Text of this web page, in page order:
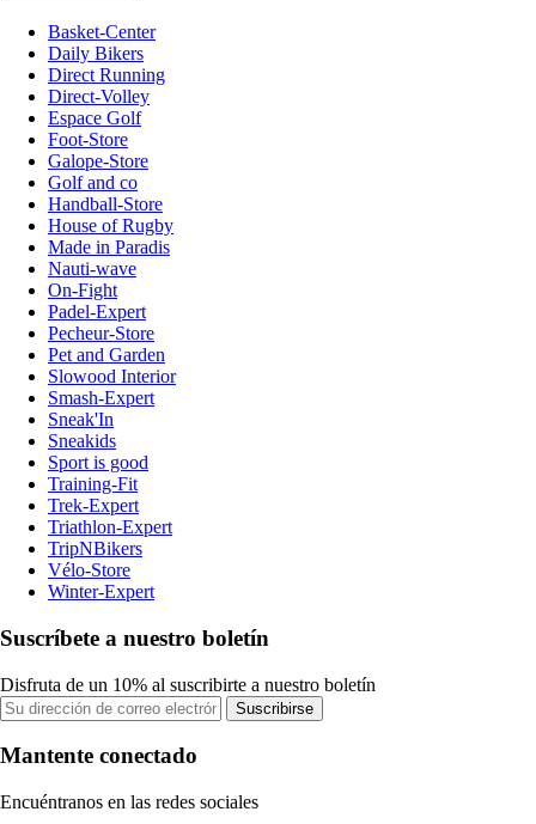
Basket-Center
Daily Bikers
Direct Running
Direct-Volley
Espace Golf
Foot-Store
Galope-Store
Golf and co
Handball-Store
House of Rugby
Made in Paradis
Nauti-wave
On-Fight
Padel-Expert
Pecheur-Store
Pet and Garden
Slowood Interior
Smash-Expert
Sneak'In
Sneakids
Sport is good
Training-Fit
Trek-Expert
Triathlon-Expert
TripNBikers
Vélo-Store
Winter-Expert
Suscríbete a nuestro boletín
Disfruta de un 10% al suscribirte a nuestro boletín
Suscribirse
Mantente conectado
Encuéntranos en las redes sociales